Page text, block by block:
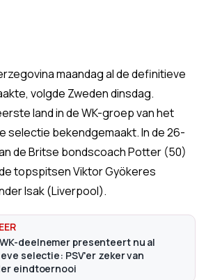
maandag al de definitieve
volgde Zweden dinsdag.
land in de WK-groep van het
selectie bekendgemaakt. In de 26-
de Britse bondscoach Potter (50)
topspitsen Viktor Gyökeres
Isak (Liverpool).
deelnemer presenteert nu al
selectie: PSV'er zeker van
eindtoernooi